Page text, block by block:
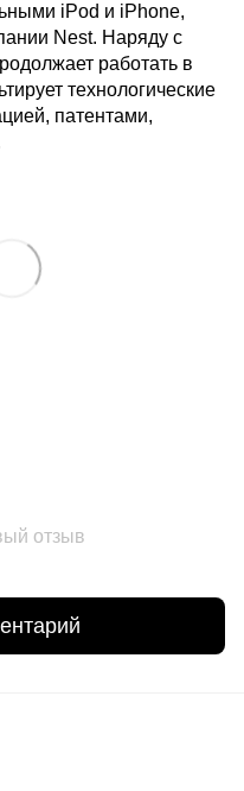
iPod и iPhone,
Nest. Наряду с
работать в
технологические
патентами,
отзыв